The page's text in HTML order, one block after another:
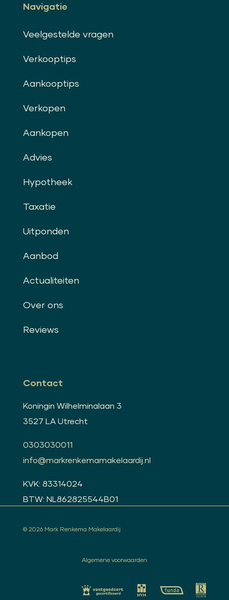
Navigatie
Veelgestelde vragen
Verkooptips
Aankooptips
Verkopen
Aankopen
Advies
Hypotheek
Taxatie
Uitponden
Aanbod
Actualiteiten
Over ons
Reviews
Contact
Koningin Wilhelminalaan 3
3527 LA Utrecht
0303030011
info@markrenkemamakelaardij.nl
KVK: 83314024
BTW: NL862825544B01
© 2026 Mark Renkema Makelaardij
Algemene voorwaarden